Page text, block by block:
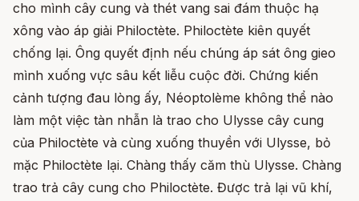
cho mình cây cung và thét vang sai đám thuộc hạ
xông vào áp giải Philoctète. Philoctète kiên quyết
chống lại. Ông quyết định nếu chúng áp sát ông gieo
mình xuống vực sâu kết liễu cuộc đời. Chứng kiến
cảnh tượng đau lòng ấy, Néoptolème không thể nào
làm một việc tàn nhẫn là trao cho Ulysse cây cung
của Philoctète và cùng xuống thuyền với Ulysse, bỏ
mặc Philoctète lại. Chàng thấy căm thù Ulysse. Chàng
trao trả cây cung cho Philoctète. Được trả lại vũ khí,